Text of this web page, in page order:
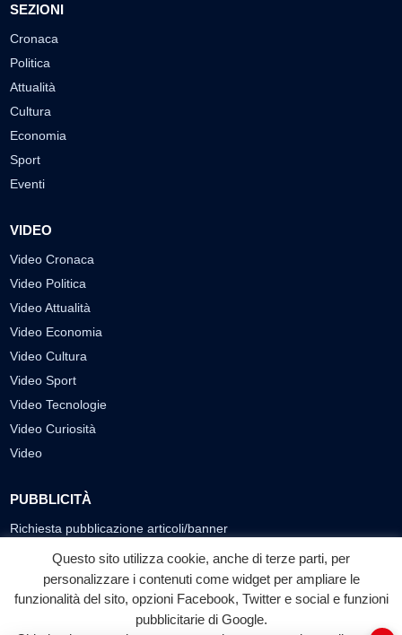
SEZIONI
Cronaca
Politica
Attualità
Cultura
Economia
Sport
Eventi
VIDEO
Video Cronaca
Video Politica
Video Attualità
Video Economia
Video Cultura
Video Sport
Video Tecnologie
Video Curiosità
Video
PUBBLICITÀ
Richiesta pubblicazione articoli/banner
SEGUICI SUI SOCIAL
f
Facebook
◎ ▶
YouTube
Questo sito utilizza cookie, anche di terze parti, per
personalizzare i contenuti come widget per ampliare le
funzionalità del sito, opzioni Facebook, Twitter e social e funzioni
pubblicitarie di Google.